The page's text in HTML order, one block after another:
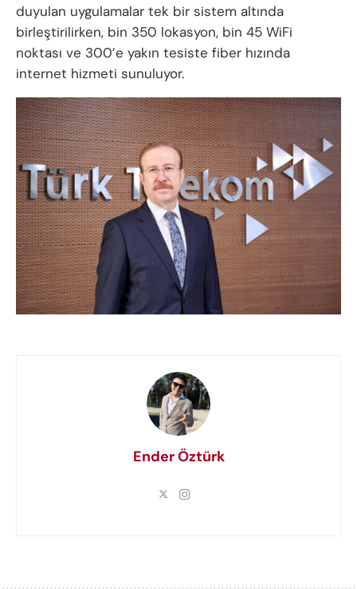
duyulan uygulamalar tek bir sistem altında
birleştirilirken, bin 350 lokasyon, bin 45 WiFi
noktası ve 300’e yakın tesiste fiber hızında
internet hizmeti sunuluyor.
Ender Öztürk